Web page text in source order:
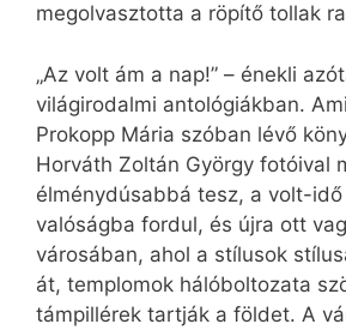
megolvasztotta a röpítő tollak
„Az volt ám a nap!” – énekli
világirodalmi antológiákban.
Prokopp Mária szóban lévő
Horváth Zoltán György fotóival
élménydúsabbá tesz, a volt-
valóságba fordul, és újra ott
városában, ahol a stílusok
át, templomok hálóboltozata
támpillérek tartják a földet. A